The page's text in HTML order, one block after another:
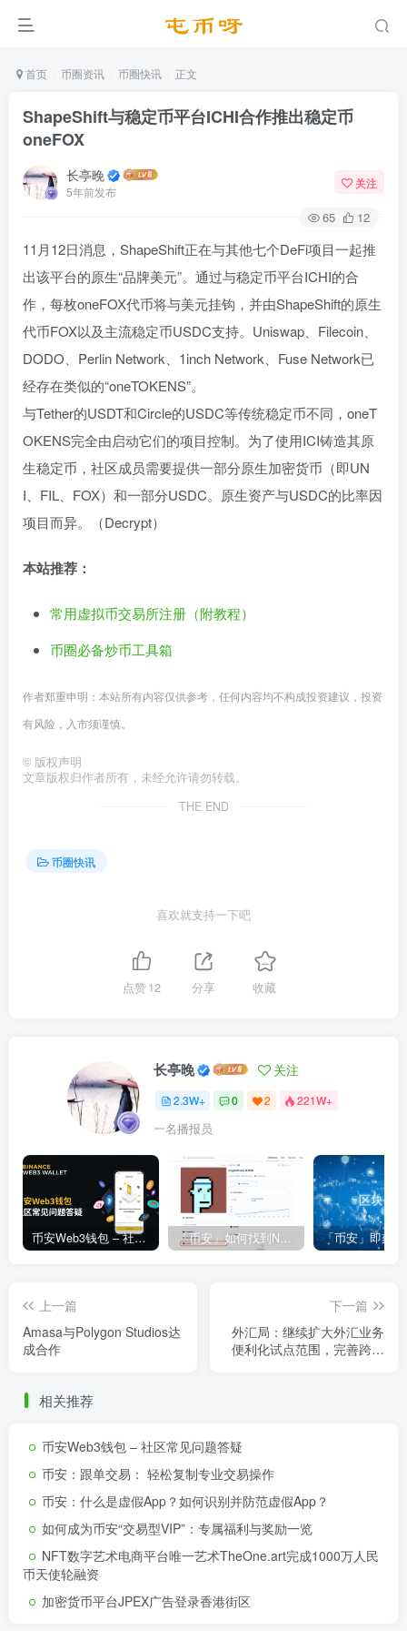
首页 币圈资讯 币圈快讯 正文
ShapeShift与稳定币平台ICHI合作推出稳定币
oneFOX
长亭晚
5年前发布
关注
65 12
11月12日消息，ShapeShift正在与其他七个DeFi项目一起推
出该平台的原生“品牌美元”。通过与稳定币平台ICHI的合
作，每枚oneFOX代币将与美元挂钩，并由ShapeShift的原生
代币FOX以及主流稳定币USDC支持。Uniswap、Filecoin、
DODO、Perlin Network、1inch Network、Fuse Network已
经存在类似的“oneTOKENS”。
与Tether的USDT和Circle的USDC等传统稳定币不同，oneT
OKENS完全由启动它们的项目控制。为了使用ICI铸造其原
生稳定币，社区成员需要提供一部分原生加密货币（即UN
I、FIL、FOX）和一部分USDC。原生资产与USDC的比率因
项目而异。（Decrypt）
本站推荐：
常用虚拟币交易所注册（附教程）
币圈必备炒币工具箱
作者郑重申明：本站所有内容仅供参考，任何内容均不构成投资建议，投资
有风险，入市须谨慎。
© 版权声明
文章版权归作者所有，未经允许请勿转载。
THE END
币圈快讯
喜欢就支持一下吧
点赞12 分享 收藏
长亭晚 关注
2.3W+ 0 2 221W+
一名播报员
币安Web3钱包 – 社区常见问题答疑 「币安」如何找到NFT合约地址？
上一篇
Amasa与Polygon Studios达
成合作
下一篇
外汇局：继续扩大外汇业务
便利化试点范围，完善跨境
相关推荐
币安Web3钱包 – 社区常见问题答疑
币安：跟单交易： 轻松复制专业交易操作
币安：什么是虚假App？如何识别并防范虚假App？
如何成为币安“交易型VIP”：专属福利与奖励一览
NFT数字艺术电商平台唯一艺术TheOne.art完成1000万人民
币天使轮融资
加密货币平台JPEX广告登录香港街区